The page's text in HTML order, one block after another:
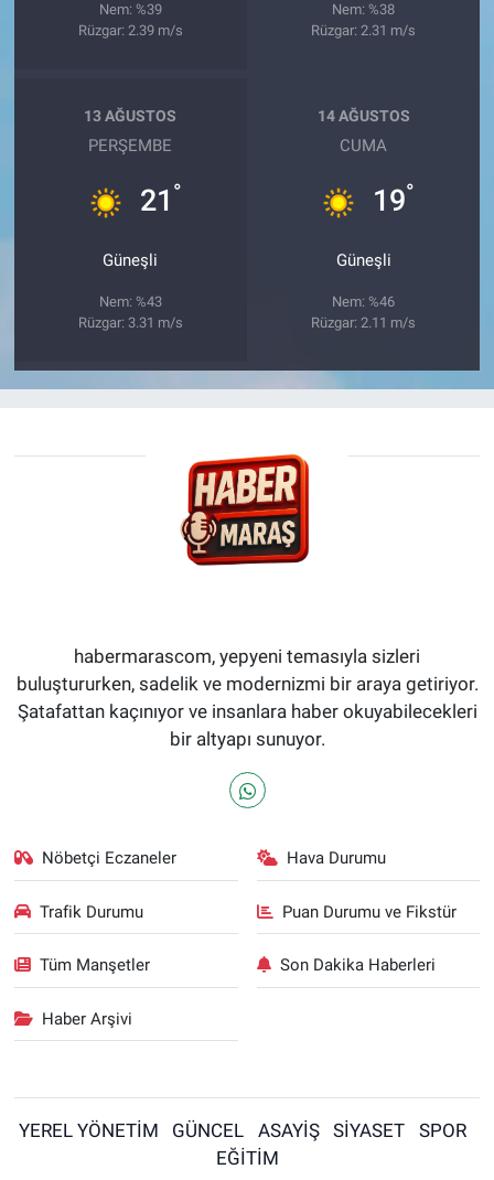
Nem: %39
Rüzgar: 2.39 m/s
Nem: %38
Rüzgar: 2.31 m/s
13 AĞUSTOS
PERŞEMBE
21 °
Güneşli
Nem: %43
Rüzgar: 3.31 m/s
14 AĞUSTOS
CUMA
19°
Güneşli
Nem: %46
Rüzgar: 2.11 m/s
habermarascom, yepyeni temasıyla sizleri
buluştururken, sadelik ve modernizmi bir araya getiriyor.
Şatafattan kaçınıyor ve insanlara haber okuyabilecekleri
bir altyapı sunuyor.
Nöbetçi Eczaneler Hava Durumu
Trafik Durumu Puan Durumu ve Fikstür
Tüm Manşetler Son Dakika Haberleri
Haber Arşivi
YEREL YÖNETİM GÜNCEL ASAYİŞ SİYASET
SPOR
EĞİTİM